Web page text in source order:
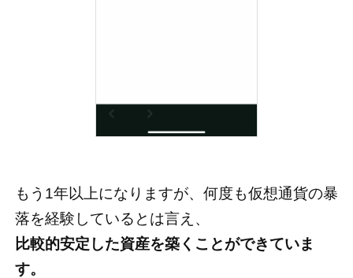
もう1年以上になりますが、何度も仮想通貨の暴
落を経験しているとは言え、
比較的安定した資産を築くことができていま
す。